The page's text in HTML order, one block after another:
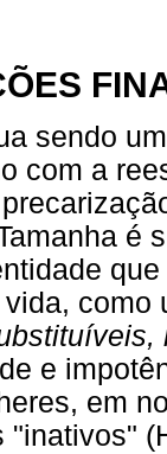
sendo
com a
é
como
e
em
"inativos"